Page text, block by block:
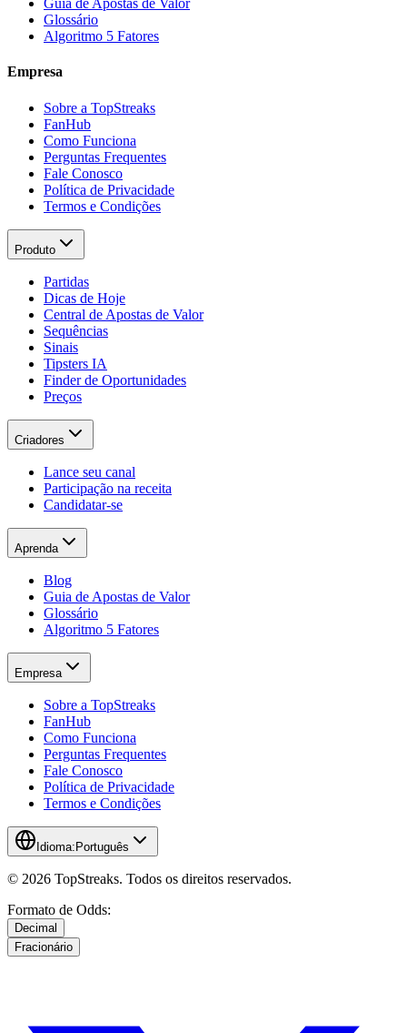
Guia de Apostas de Valor
Glossário
Algoritmo 5 Fatores
Empresa
Sobre a TopStreaks
FanHub
Como Funciona
Perguntas Frequentes
Fale Conosco
Política de Privacidade
Termos e Condições
Produto
Partidas
Dicas de Hoje
Central de Apostas de Valor
Sequências
Sinais
Tipsters IA
Finder de Oportunidades
Preços
Criadores
Lance seu canal
Participação na receita
Candidatar-se
Aprenda
Blog
Guia de Apostas de Valor
Glossário
Algoritmo 5 Fatores
Empresa
Sobre a TopStreaks
FanHub
Como Funciona
Perguntas Frequentes
Fale Conosco
Política de Privacidade
Termos e Condições
Idioma:Português
© 2026 TopStreaks. Todos os direitos reservados.
Formato de Odds:
Decimal
Fracionário